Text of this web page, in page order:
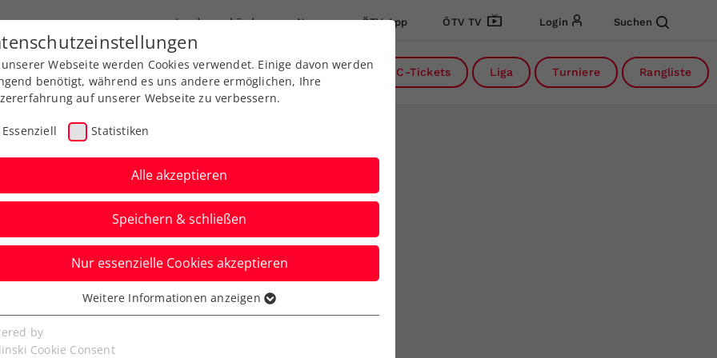
Landesverbände News ÖTV App ÖTV TV Login Suchen
Ausbildung Services Über uns DC-Tickets Liga Turniere Rangliste
Turnier
GROUP und
Webseite werden Cookies verwendet. Einige davon werden
benötigt, während es uns andere ermöglichen, Ihre
auf unserer Webseite zu verbessern.
Essenziell Statistiken
Alle akzeptieren
Speichern & schließen
Nur essenzielle Cookies akzeptieren
Cookies werden für grundlegende Funktionen der
benötigt. Dadurch ist gewährleistet, dass die Webseite
Weitere Informationen anzeigen
by
Cookie Consent